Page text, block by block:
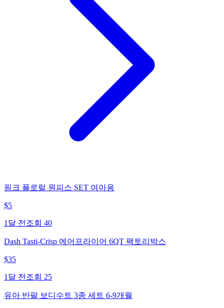
핑크 플로럴 원피스 SET 여아용
$5
1달 전 조회 40
Dash Tasti-Crisp 에어프라이어 6QT 팩토리박스
$35
1달 전 조회 25
유아 반팔 보디수트 3종 세트 6-9개월